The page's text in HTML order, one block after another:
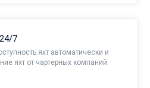
7
яхт автоматически и
яхт от чартерных компаний